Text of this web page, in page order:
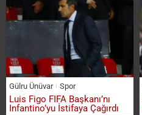
Gülru Ünüvar Spor
Luis Figo FIFA Başkanı’nı
Infantino’yu İstifaya Çağırdı